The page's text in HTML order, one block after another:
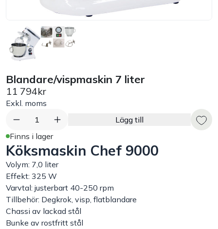
Exponering & servering
Städutrustning
Arbetskläder
Plåtbyte
Monin
Handla efter bransch
Varumärken
Blandare/vispmaskin 7 liter
11 794kr
Exkl. moms
1
Lägg till
Finns i lager
Köksmaskin Chef 9000
Volym: 7,0 liter
Effekt: 325 W
Varvtal: justerbart 40-250 rpm
Tillbehör: Degkrok, visp, flatblandare
Chassi av lackad stål
Bunke av rostfritt stål